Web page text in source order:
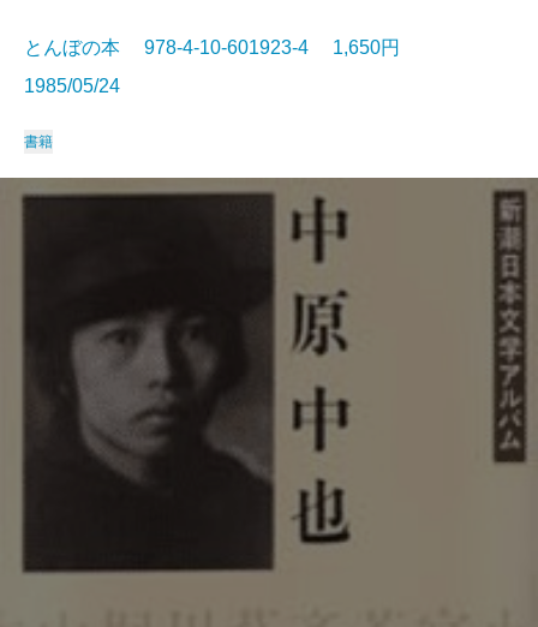
とんぼの本 978-4-10-601923-4 1,650円
1985/05/24
書籍